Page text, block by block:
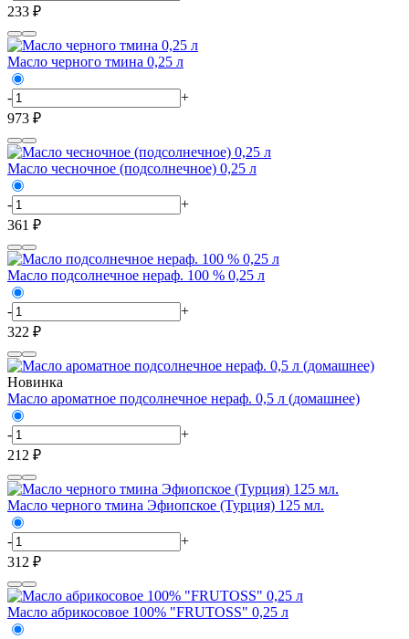
233 ₽
Масло черного тмина 0,25 л
-
+
973 ₽
Масло чесночное (подсолнечное) 0,25 л
-
+
361 ₽
Масло подсолнечное нераф. 100 % 0,25 л
-
+
322 ₽
Новинка
Масло ароматное подсолнечное нераф. 0,5 л (домашнее)
-
+
212 ₽
Масло черного тмина Эфиопское (Турция) 125 мл.
-
+
312 ₽
Масло абрикосовое 100% "FRUTOSS" 0,25 л